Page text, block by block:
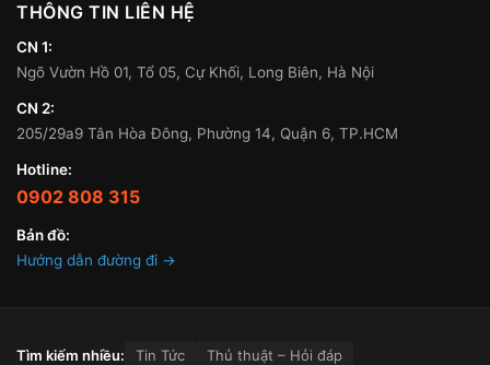
THÔNG TIN LIÊN HỆ
CN 1:
Ngõ Vườn Hồ 01, Tổ 05, Cự Khối, Long Biên, Hà Nội
CN 2:
205/29a9 Tân Hòa Đông, Phường 14, Quận 6, TP.HCM
Hotline:
0902 808 315
Bản đồ:
Hướng dẫn đường đi →
Tìm kiếm nhiều: Tin Tức Thủ thuật – Hỏi đáp